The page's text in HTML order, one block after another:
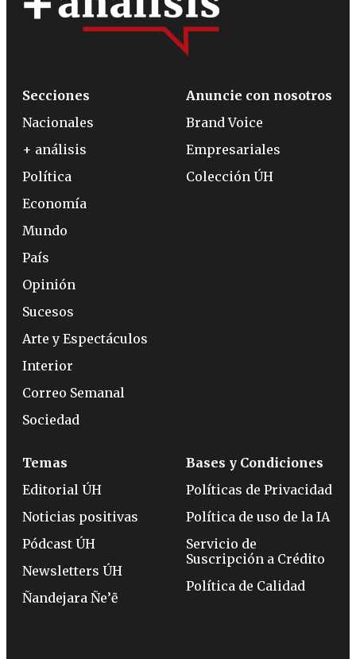
Secciones
Nacionales
+ análisis
Política
Economía
Mundo
País
Opinión
Sucesos
Arte y Espectáculos
Interior
Correo Semanal
Sociedad
Anuncie con nosotros
Brand Voice
Empresariales
Colección ÚH
Temas
Editorial ÚH
Noticias positivas
Pódcast ÚH
Newsletters ÚH
Ñandejara Ñe’ẽ
Bases y Condiciones
Políticas de Privacidad
Política de uso de la IA
Servicio de
Suscripción a Crédito
Política de Calidad